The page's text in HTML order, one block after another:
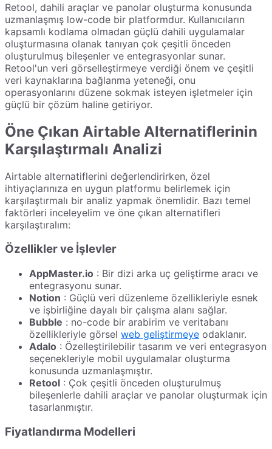
Retool, dahili araçlar ve panolar oluşturma konusunda
uzmanlaşmış low-code bir platformdur. Kullanıcıların
kapsamlı kodlama olmadan güçlü dahili uygulamalar
oluşturmasına olanak tanıyan çok çeşitli önceden
oluşturulmuş bileşenler ve entegrasyonlar sunar.
Retool'un veri görselleştirmeye verdiği önem ve çeşitli
veri kaynaklarına bağlanma yeteneği, onu
operasyonlarını düzene sokmak isteyen işletmeler için
güçlü bir çözüm haline getiriyor.
Öne Çıkan Airtable Alternatiflerinin
Karşılaştırmalı Analizi
Airtable alternatiflerini değerlendirirken, özel
ihtiyaçlarınıza en uygun platformu belirlemek için
karşılaştırmalı bir analiz yapmak önemlidir. Bazı temel
faktörleri inceleyelim ve öne çıkan alternatifleri
karşılaştıralım:
Özellikler ve İşlevler
AppMaster.io : Bir dizi arka uç geliştirme aracı ve
entegrasyonu sunar.
Notion : Güçlü veri düzenleme özellikleriyle esnek
ve işbirliğine dayalı bir çalışma alanı sağlar.
Bubble : no-code bir arabirim ve veritabanı
özellikleriyle görsel web geliştirmeye odaklanır.
Adalo : Özelleştirilebilir tasarım ve veri entegrasyon
seçenekleriyle mobil uygulamalar oluşturma
konusunda uzmanlaşmıştır.
Retool : Çok çeşitli önceden oluşturulmuş
bileşenlerle dahili araçlar ve panolar oluşturmak için
tasarlanmıştır.
Fiyatlandırma Modelleri